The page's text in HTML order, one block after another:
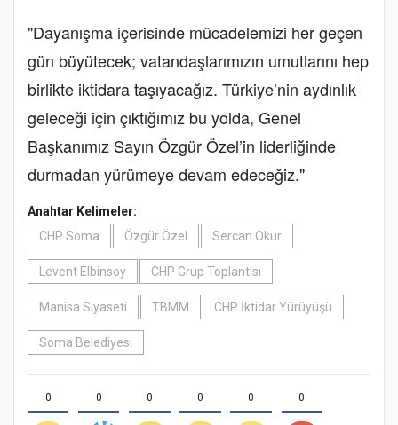
"Dayanışma içerisinde mücadelemizi her geçen
gün büyütecek; vatandaşlarımızın umutlarını hep
birlikte iktidara taşıyacağız. Türkiye’nin aydınlık
geleceği için çıktığımız bu yolda, Genel
Başkanımız Sayın Özgür Özel’in liderliğinde
durmadan yürümeye devam edeceğiz."
Anahtar Kelimeler:
CHP Soma
Özgür Özel Sercan Okur
Levent Elbinsoy CHP Grup Toplantısı
Manisa Siyaseti TBMM CHP İktidar Yürüyüşü
Soma Belediyesi
0 0 0 0 0 0